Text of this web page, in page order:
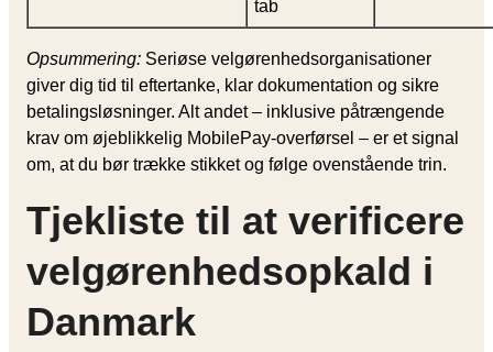
tab
Opsummering: Seriøse velgørenhedsorganisationer
giver dig tid til eftertanke, klar dokumentation og sikre
betalingsløsninger. Alt andet – inklusive påtrængende
krav om øjeblikkelig MobilePay-overførsel – er et signal
om, at du bør trække stikket og følge ovenstående trin.
Tjekliste til at verificere
velgørenhedsopkald i
Danmark